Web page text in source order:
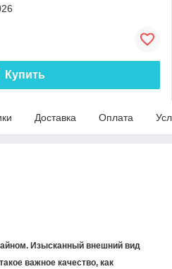
Купить
Доставка Оплата
Изысканный внешний вид
важное качество, как